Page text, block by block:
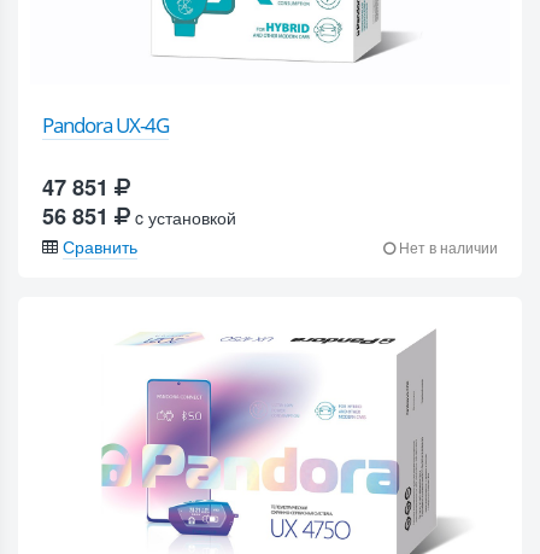
Pandora UX-4G
47 851
56 851
c установкой
Сравнить
Нет в наличии